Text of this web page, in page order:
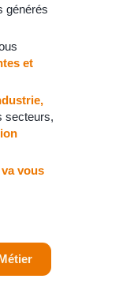
générés
et
secteurs,
vous